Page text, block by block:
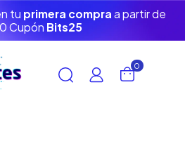
tu primera compra a partir de
Cupón Bits25
0